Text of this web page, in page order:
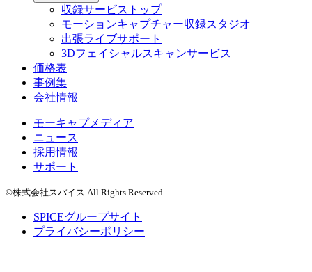
収録サービストップ
モーションキャプチャー収録スタジオ
出張ライブサポート
3Dフェイシャルスキャンサービス
価格表
事例集
会社情報
モーキャプメディア
ニュース
採用情報
サポート
©株式会社スパイス All Rights Reserved.
SPICEグループサイト
プライバシーポリシー